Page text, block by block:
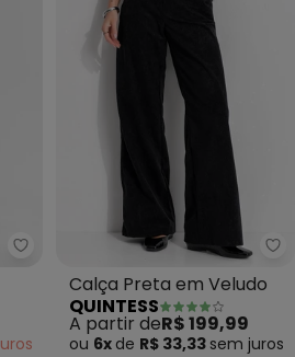
Endless - Calça Feminina em
Calça Preta em Veludo
QUINTESS
A partir deR$ 199,99
ou 6x de R$ 33,33 sem juros